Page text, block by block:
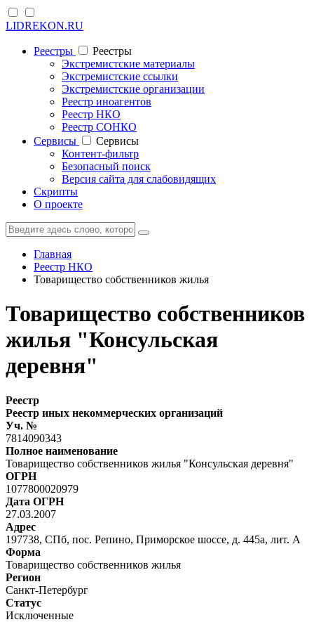
LIDREKON.RU
Реестры
Реестры
Экстремистские материалы
Экстремистские ссылки
Экстремистские организации
Реестр иноагентов
Реестр НКО
Реестр СОНКО
Cервисы
Cервисы
Контент-фильтр
Безопасный поиск
Версия сайта для слабовидящих
Скрипты
О проекте
Главная
Реестр НКО
Товарищество собственников жилья
Товарищество собственников
жилья "Консульская
деревня"
Реестр
Реестр иных некоммерческих организаций
Уч. №
7814090343
Полное наименование
Товарищество собственников жилья "Консульская деревня"
ОГРН
1077800020979
Дата ОГРН
27.03.2007
Адрес
197738, СПб, пос. Репино, Приморское шоссе, д. 445а, лит. А
Форма
Товарищество собственников жилья
Регион
Санкт-Петербург
Статус
Исключенные